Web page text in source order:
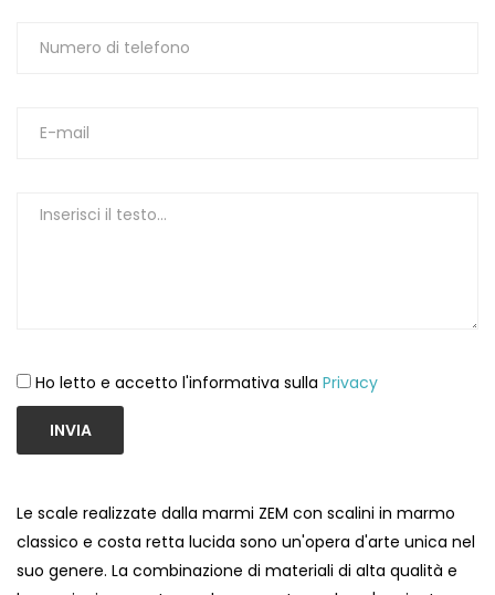
Ho letto e accetto l'informativa sulla Privacy
INVIA
Le scale realizzate dalla marmi ZEM con scalini in marmo
classico e costa retta lucida sono un'opera d'arte unica nel
suo genere. La combinazione di materiali di alta qualità e